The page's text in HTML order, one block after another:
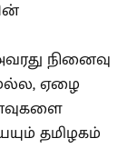
நினைவு
ஏழை
தமிழகம்